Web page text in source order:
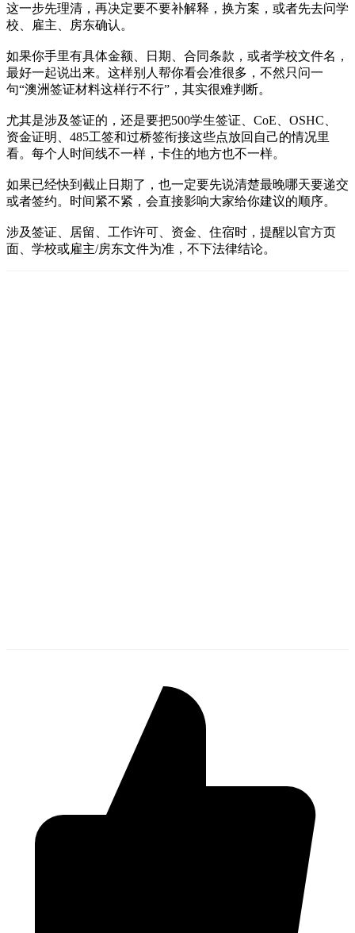
这一步先理清，再决定要不要补解释，换方案，或者先去问学
校、雇主、房东确认。
如果你手里有具体金额、日期、合同条款，或者学校文件名，
最好一起说出来。这样别人帮你看会准很多，不然只问一
句“澳洲签证材料这样行不行”，其实很难判断。
尤其是涉及签证的，还是要把500学生签证、CoE、OSHC、
资金证明、485工签和过桥签衔接这些点放回自己的情况里
看。每个人时间线不一样，卡住的地方也不一样。
如果已经快到截止日期了，也一定要先说清楚最晚哪天要递交
或者签约。时间紧不紧，会直接影响大家给你建议的顺序。
涉及签证、居留、工作许可、资金、住宿时，提醒以官方页
面、学校或雇主/房东文件为准，不下法律结论。